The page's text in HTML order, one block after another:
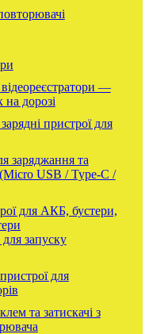
—
на дорозі
пристрої для
заряджання та
USB / Type-C /
для АКБ, бустери,
запуску
для
та затискачі з